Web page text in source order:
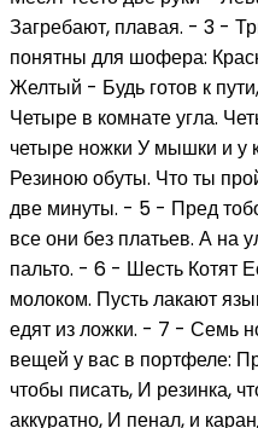
Загребают, плавая. - 3 -
понятны для шофера:
Желтый - Будь готов к
Четыре в комнате угла.
четыре ножки У мышки и у
Резиною обуты. Что ты
две минуты. - 5 - Пред
все они без платьев. А на
пальто. - 6 - Шесть Котят
молоком. Пусть лакают
едят из ложки. - 7 - Семь
вещей у вас в портфеле:
чтобы писать, И резинка,
аккуратно, И пенал, и